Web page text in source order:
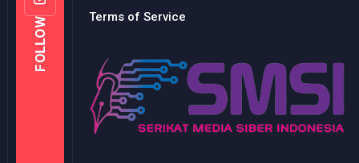
FOLLOW Terms of Service